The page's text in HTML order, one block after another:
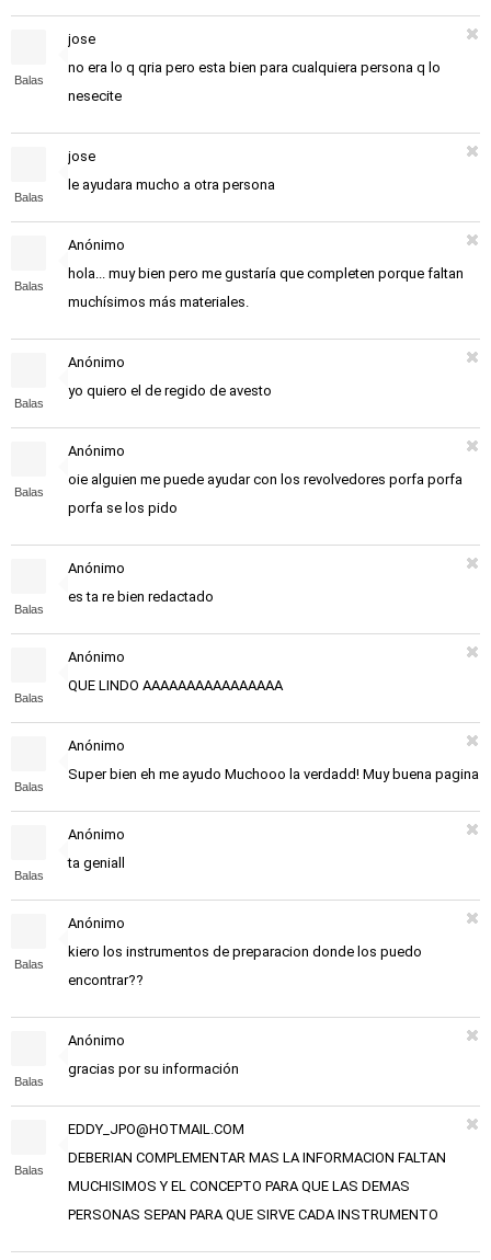
Balas
jose
no era lo q qria pero esta bien para cualquiera persona q lo
nesecite
Balas
jose
le ayudara mucho a otra persona
Balas
Anónimo
hola... muy bien pero me gustaría que completen porque faltan
muchísimos más materiales.
Balas
Anónimo
yo quiero el de regido de avesto
Balas
Anónimo
oie alguien me puede ayudar con los revolvedores porfa porfa
porfa se los pido
Balas
Anónimo
es ta re bien redactado
Balas
Anónimo
QUE LINDO AAAAAAAAAAAAAAAA
Balas
Anónimo
Super bien eh me ayudo Muchooo la verdadd! Muy buena pagina
Balas
Anónimo
ta geniall
Balas
Anónimo
kiero los instrumentos de preparacion donde los puedo
encontrar??
Balas
Anónimo
gracias por su información
Balas
EDDY_JPO@HOTMAIL.COM
DEBERIAN COMPLEMENTAR MAS LA INFORMACION FALTAN
MUCHISIMOS Y EL CONCEPTO PARA QUE LAS DEMAS
PERSONAS SEPAN PARA QUE SIRVE CADA INSTRUMENTO